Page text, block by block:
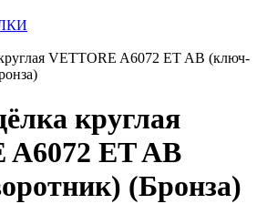
VЕTTORE A6072 ET AB (ключ-
круглая
ET AB
(Бронза)